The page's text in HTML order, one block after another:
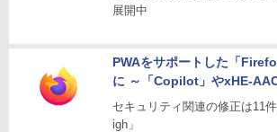
展開中
PWAをサポートした「
に ～「Copilot」やxHE-
セキュリティ関連の修正は11
igh」